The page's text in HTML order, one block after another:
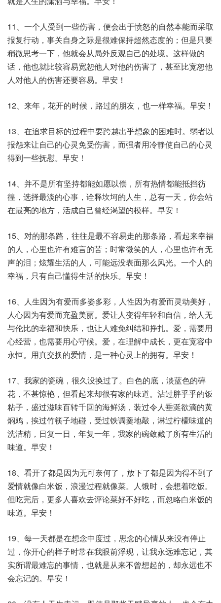
11、一个人受到一些伤害，便会出于愤怒的自然本能而采取
报复行动，事关自身之际是很难保持超然态度的；但是只要
稍微思考一下，他就会从局外反观自己的处境。这样做的
话，他也就比较容易宽恕他人对他的伤害了，甚至比宽恕他
人对他人的伤害还要容易。早安！
12、来年，花开的时候，路过的朋友，也一样幸福。早安！
13、在追求目标的过程中要跨越出乎想象的困难时。弱者以
报怨来让自己的心灵免受伤害，而强者用冷静使自己的心灵
得到一些抚慰。早安！
14、并不是所有坚持都能如愿以偿，所有热情都能抵挡彷
徨，选择最淡的心事，诠释坎坷的人生，总有一天，你会站
在最亮的地方，活成自己曾经渴望的模样。早安！
15、对的那条路，往往是最不容易走的那条路，看起来幸福
的人，心里也许有难言的苦；时常微笑的人，心里也许有无
声的泪；炫耀生活的人，可能远没表面那么风光。一个人的
幸福，只有自己懂得生活的快乐。早安！
16、人生因为有爱而多姿多彩，人性因为有爱而灵动美好，
人心因为有爱而充盈美丽。爱让人变得年轻和自信，给人无
与伦比的幸福和快乐，也让人难免纠结和挣扎。爱，需要用
心经营，也需要用心守候。爱，在理解中成长，更在宽容中
永恒。用真交换的爱情，是一种心灵上的拥有。早安！
17、我家的瓷碗，很久没换过了。白色的底，淡蓝色的碎
花，不甚惊艳，但看起来却很有家的味道。沾过胖乎乎的饭
粘子，盛过滋味百转千回的海鲜汤，装过令人垂涎欲滴的黄
焖鸡，挨过竹筷子地碰，受过铁调羹地敲，淋过柠檬味道的
洗洁精，日复一日，年复一年，我家的碗敛藏了所有生活的
味道。早安！
18、看开了都是因为无可奈何了，放下了都是因为得不到了
爱情就像白米饭，浪漫过程就像菜。人饿时，会想着吃饭。
但吃完后，更多人喜欢去评论菜好不好吃，而忽略白米饭的
味道。早安！
19、每一天都是在想念中度过，思念的心情从来没有停止
过，你开心的样子时常在我眼前浮现，让我永远难忘记，其
实所谓最难忘的事情，也就是从来不曾想起的，却永远也不
会忘记的。早安！